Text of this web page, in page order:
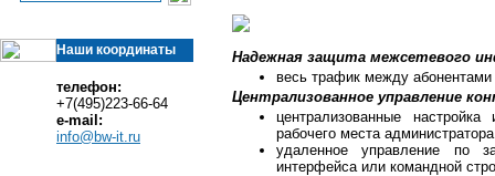
Наши координаты
телефон:
+7(495)223-66-64
e-mail:
info@bw-it.ru
Надежная защита межсетевого
весь трафик между
Централизованное управление
централизованные
рабочего места
удаленное управление по
интерфейса или командной